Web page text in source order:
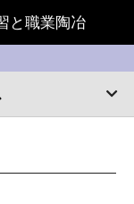
と職業陶冶